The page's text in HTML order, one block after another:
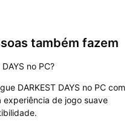
também fazem
no PC?
DARKEST DAYS no PC com
experiência de jogo suave